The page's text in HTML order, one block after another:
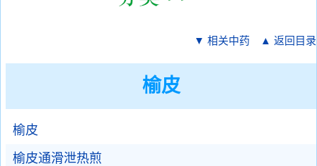
▼ 相关中药 ▲ 返回目录
榆皮
榆皮
榆皮通滑泄热煎